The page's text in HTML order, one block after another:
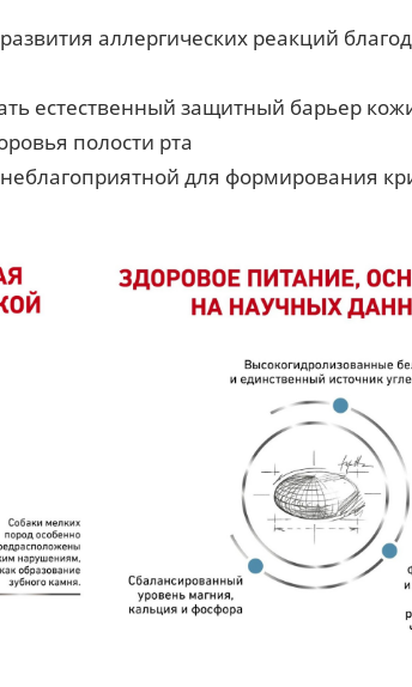
аллергических реакций
естественный защитный барьер
полости рта
для формирования